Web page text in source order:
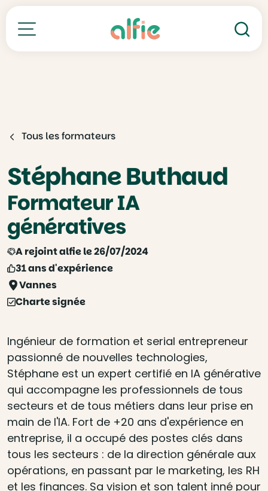
Toutes nos formations
Tous les formateurs
Stéphane Buthaud
Formateur IA
génératives
A rejoint alfie le 26/07/2024
31 ans d'expérience
Vannes
Charte signée
Ingénieur de formation et serial entrepreneur
passionné de nouvelles technologies,
Stéphane est un expert certifié en IA générative
qui accompagne les professionnels de tous
secteurs et de tous métiers dans leur prise en
main de l'IA. Fort de +20 ans d'expérience en
entreprise, il a occupé des postes clés dans
tous les secteurs : de la direction générale aux
opérations, en passant par le marketing, les RH
et les finances. Sa vision et son talent inné pour